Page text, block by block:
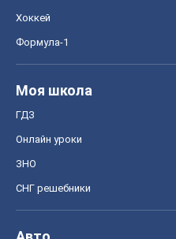
Хоккей
Формула-1
Моя школа
ГДЗ
Онлайн уроки
ЗНО
СНГ решебники